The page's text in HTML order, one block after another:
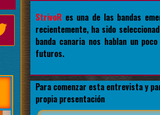
StrivoR es una de las bandas
recientemente, ha sido
banda canaria nos hablan un
futuros.
Para comenzar esta entrevista y
propia presentación